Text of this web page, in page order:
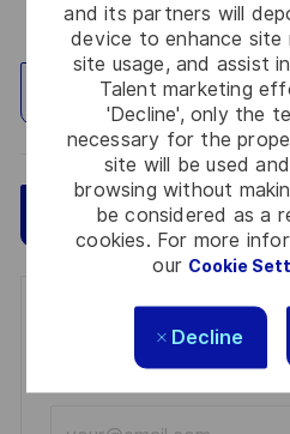
and its partners will
device to enhance site
site usage, and assist
Talent marketing
'Decline', only the
necessary for the
site will be used
browsing without
be considered as a
cookies. For more
our Cookie
Decline
Explore Location
Apply Now
Get notified for
You'll receive updates once